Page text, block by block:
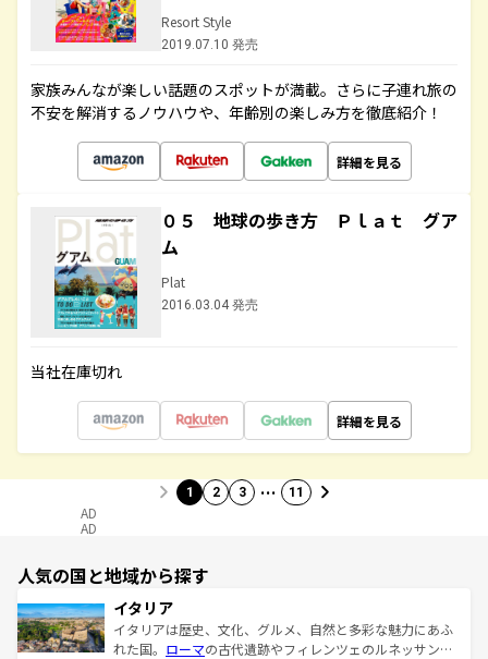
Resort Style
2019.07.10 発売
家族みんなが楽しい話題のスポットが満載。さらに子連れ旅の
不安を解消するノウハウや、年齢別の楽しみ方を徹底紹介！
詳細を見る
０５ 地球の歩き方 Ｐｌａｔ グア
ム
Plat
2016.03.04 発売
当社在庫切れ
詳細を見る
1 2 3 … 11
AD
AD
人気の国と地域から探す
イタリア
イタリアは歴史、文化、グルメ、自然と多彩な魅力にあふ
れた国。 ローマの古代遺跡やフィレンツェのルネッサンス